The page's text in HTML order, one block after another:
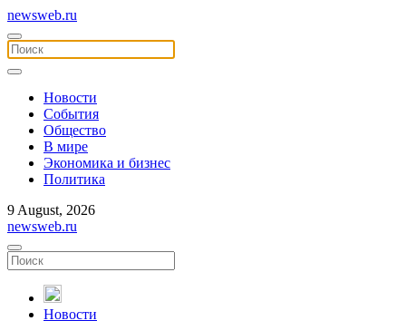
newsweb.ru
Новости
События
Общество
В мире
Экономика и бизнес
Политика
9 August, 2026
newsweb.ru
Новости